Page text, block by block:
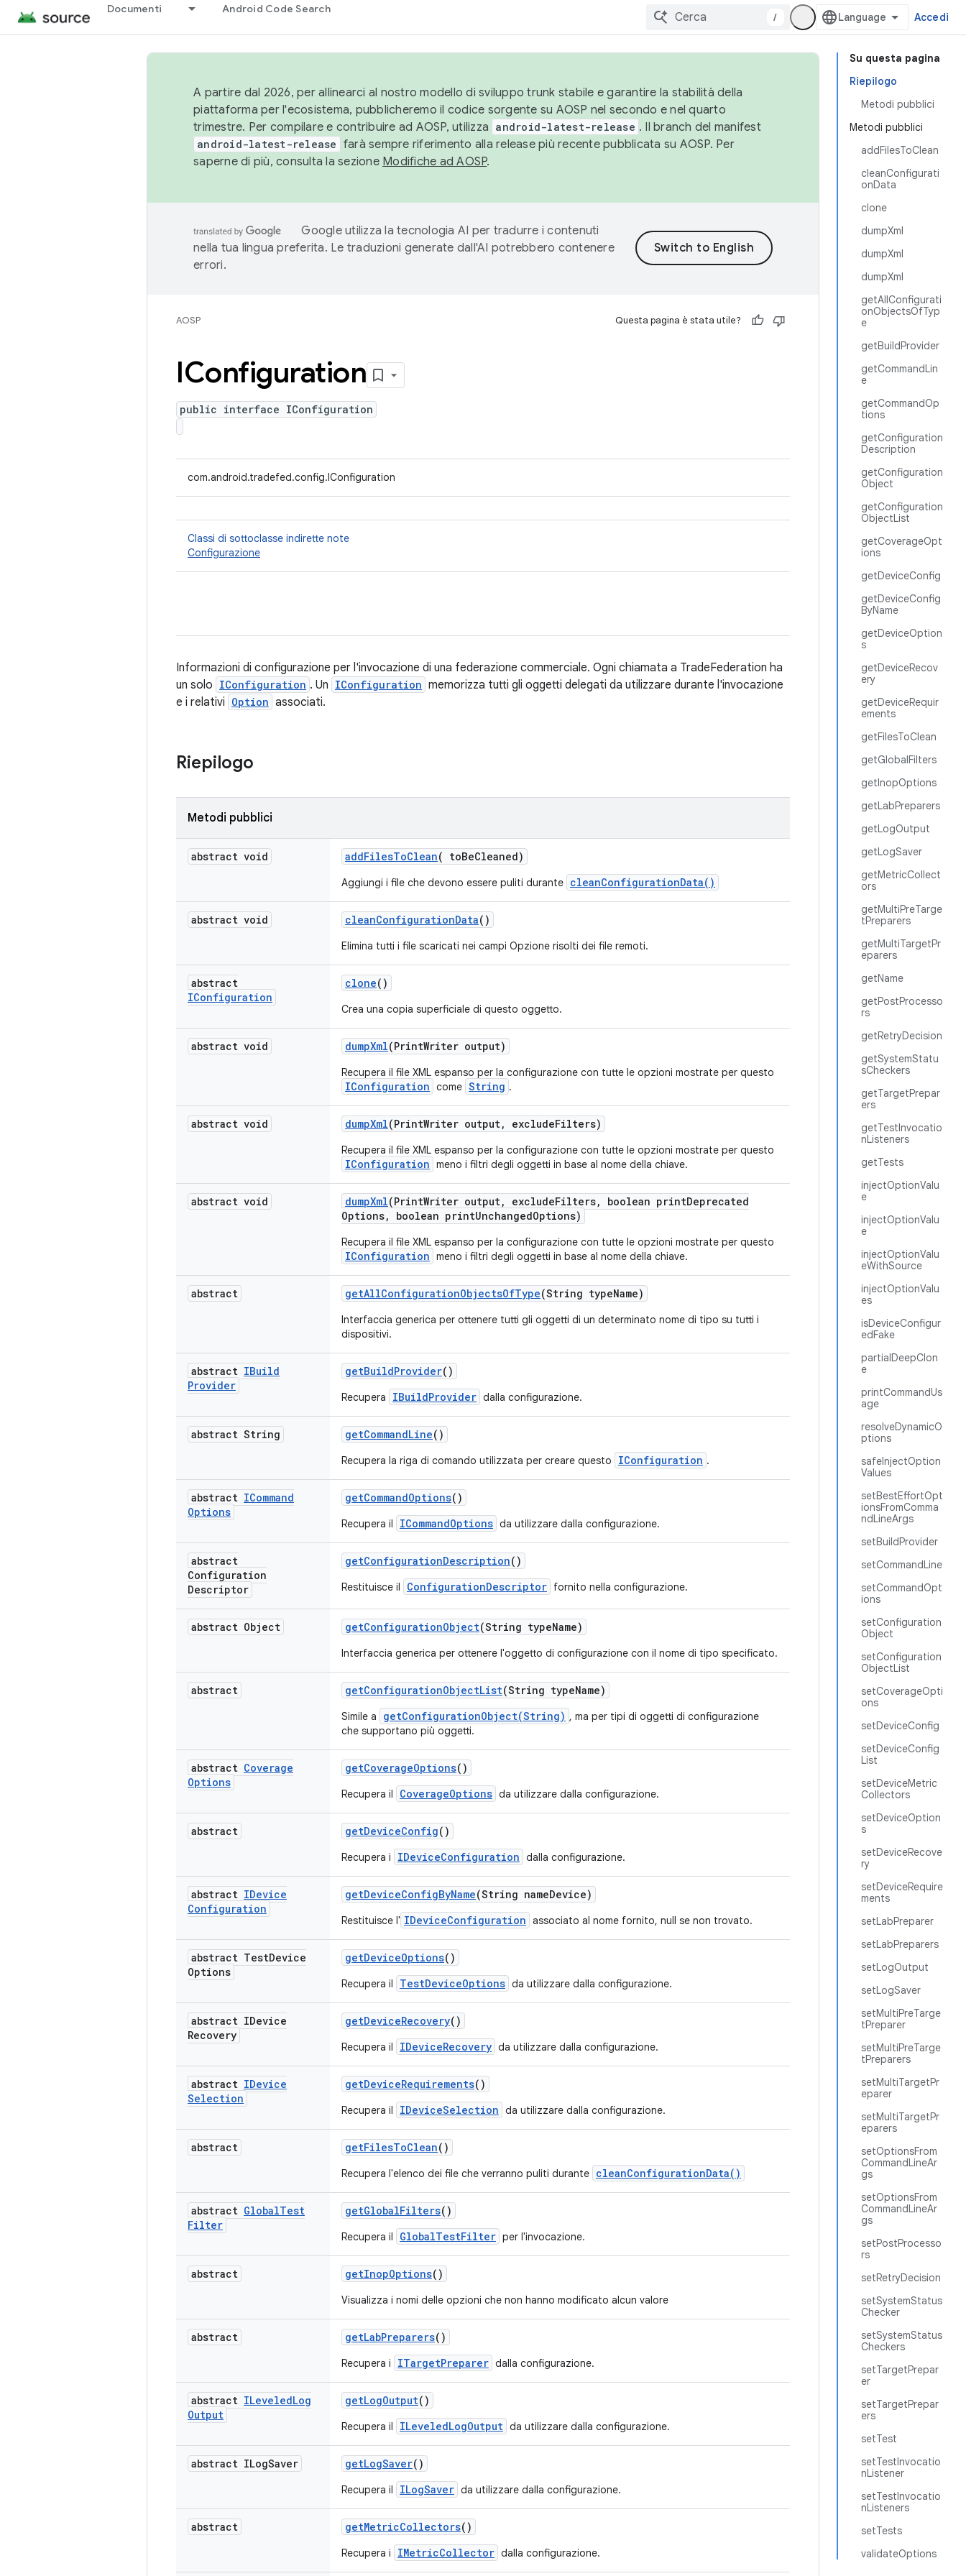
Documenti Android Code Search
/ Accedi
Su questa pagina
Riepilogo
Metodi pubblici
Metodi pubblici
addFilesToClean
cleanConfigurati
onData
clone
dumpXml
dumpXml
dumpXml
getAllConfigurati
onObjectsOfTyp
e
getBuildProvider
getCommandLin
e
getCommandOp
tions
getConfiguration
Description
getConfiguration
Object
getConfiguration
ObjectList
getCoverageOpt
ions
getDeviceConfig
getDeviceConfig
ByName
getDeviceOption
s
getDeviceRecov
ery
getDeviceRequir
ements
getFilesToClean
getGlobalFilters
getInopOptions
getLabPreparers
getLogOutput
getLogSaver
getMetricCollect
ors
getMultiPreTarge
tPreparers
getMultiTargetPr
eparers
getName
getPostProcesso
rs
getRetryDecision
getSystemStatu
sCheckers
getTargetPrepar
ers
getTestInvocatio
nListeners
getTests
injectOptionValu
e
injectOptionValu
e
injectOptionValu
eWithSource
injectOptionValu
es
isDeviceConfigur
edFake
partialDeepClon
e
printCommandUs
age
resolveDynamicO
ptions
safeInjectOption
Values
setBestEffortOpt
ionsFromComma
ndLineArgs
setBuildProvider
setCommandLine
setCommandOpt
ions
setConfiguration
Object
setConfiguration
ObjectList
setCoverageOpti
ons
setDeviceConfig
setDeviceConfig
List
setDeviceMetric
Collectors
setDeviceOption
s
setDeviceRecove
ry
setDeviceRequire
ments
setLabPreparer
setLabPreparers
setLogOutput
setLogSaver
setMultiPreTarge
tPreparer
setMultiPreTarge
tPreparers
setMultiTargetPr
eparer
setMultiTargetPr
eparers
setOptionsFrom
CommandLineAr
gs
setOptionsFrom
CommandLineAr
gs
setPostProcesso
rs
setRetryDecision
setSystemStatus
Checker
setSystemStatus
Checkers
setTargetPrepar
er
setTargetPrepar
ers
setTest
setTestInvocatio
nListener
setTestInvocatio
nListeners
setTests
validateOptions
A partire dal 2026, per allinearci al nostro modello di sviluppo trunk stabile e garantire la stabilità della
piattaforma per l'ecosistema, pubblicheremo il codice sorgente su AOSP nel secondo e nel quarto
trimestre. Per compilare e contribuire ad AOSP, utilizza android-latest-release . Il branch del manifest
android-latest-release farà sempre riferimento alla release più recente pubblicata su AOSP. Per
saperne di più, consulta la sezione Modifiche ad AOSP.
Google utilizza la tecnologia AI per tradurre i contenuti
nella tua lingua preferita. Le traduzioni generate dall'AI potrebbero contenere
errori.
AOSP Questa pagina è stata utile?
IConfiguration
public interface IConfiguration
com.android.tradefed.config.IConfiguration
Classi di sottoclasse indirette note
Configurazione
Informazioni di configurazione per l'invocazione di una federazione commerciale. Ogni chiamata a TradeFederation ha
un solo IConfiguration . Un IConfiguration memorizza tutti gli oggetti delegati da utilizzare durante l'invocazione
e i relativi Option associati.
Riepilogo
Metodi pubblici
abstract void addFilesToClean( toBeCleaned)
Aggiungi i file che devono essere puliti durante cleanConfigurationData()
abstract void cleanConfigurationData()
Elimina tutti i file scaricati nei campi Opzione risolti dei file remoti.
abstract
IConfiguration
clone()
Crea una copia superficiale di questo oggetto.
abstract void dumpXml(PrintWriter output)
Recupera il file XML espanso per la configurazione con tutte le opzioni mostrate per questo
IConfiguration come String .
abstract void dumpXml(PrintWriter output, excludeFilters)
Recupera il file XML espanso per la configurazione con tutte le opzioni mostrate per questo
IConfiguration meno i filtri degli oggetti in base al nome della chiave.
abstract void dumpXml(PrintWriter output, excludeFilters, boolean printDeprecated
Options, boolean printUnchangedOptions)
Recupera il file XML espanso per la configurazione con tutte le opzioni mostrate per questo
IConfiguration meno i filtri degli oggetti in base al nome della chiave.
abstract getAllConfigurationObjectsOfType(String typeName)
Interfaccia generica per ottenere tutti gli oggetti di un determinato nome di tipo su tutti i
dispositivi.
abstract IBuild
Provider
getBuildProvider()
Recupera IBuildProvider dalla configurazione.
abstract String getCommandLine()
Recupera la riga di comando utilizzata per creare questo IConfiguration .
abstract ICommand
Options
getCommandOptions()
Recupera il ICommandOptions da utilizzare dalla configurazione.
abstract
Configuration
Descriptor
getConfigurationDescription()
Restituisce il ConfigurationDescriptor fornito nella configurazione.
abstract Object getConfigurationObject(String typeName)
Interfaccia generica per ottenere l'oggetto di configurazione con il nome di tipo specificato.
abstract getConfigurationObjectList(String typeName)
Simile a getConfigurationObject(String) , ma per tipi di oggetti di configurazione
che supportano più oggetti.
abstract Coverage
Options
getCoverageOptions()
Recupera il CoverageOptions da utilizzare dalla configurazione.
abstract getDeviceConfig()
Recupera i IDeviceConfiguration dalla configurazione.
abstract IDevice
Configuration
getDeviceConfigByName(String nameDevice)
Restituisce l' IDeviceConfiguration associato al nome fornito, null se non trovato.
abstract TestDevice
Options
getDeviceOptions()
Recupera il TestDeviceOptions da utilizzare dalla configurazione.
abstract IDevice
Recovery
getDeviceRecovery()
Recupera il IDeviceRecovery da utilizzare dalla configurazione.
abstract IDevice
Selection
getDeviceRequirements()
Recupera il IDeviceSelection da utilizzare dalla configurazione.
abstract getFilesToClean()
Recupera l'elenco dei file che verranno puliti durante cleanConfigurationData()
abstract GlobalTest
Filter
getGlobalFilters()
Recupera il GlobalTestFilter per l'invocazione.
abstract getInopOptions()
Visualizza i nomi delle opzioni che non hanno modificato alcun valore
abstract getLabPreparers()
Recupera i ITargetPreparer dalla configurazione.
abstract ILeveledLog
Output
getLogOutput()
Recupera il ILeveledLogOutput da utilizzare dalla configurazione.
abstract ILogSaver getLogSaver()
Recupera il ILogSaver da utilizzare dalla configurazione.
abstract getMetricCollectors()
Recupera i IMetricCollector dalla configurazione.